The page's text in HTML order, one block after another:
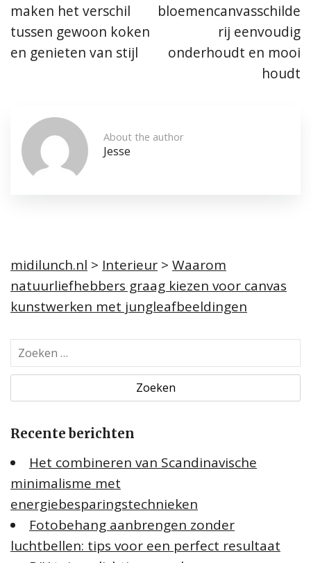
maken het verschil
tussen gewoon koken
en genieten van stijl
bloemencanvasschilde
rij eenvoudig
onderhoudt en mooi
houdt
About the author
Jesse
midilunch.nl > Interieur > Waarom
natuurliefhebbers graag kiezen voor canvas
kunstwerken met jungleafbeeldingen
o
k
n
a
a
r
:
Recente berichten
Het combineren van Scandinavische
minimalisme met
energiebesparingstechnieken
Fotobehang aanbrengen zonder
luchtbellen: tips voor een perfect resultaat